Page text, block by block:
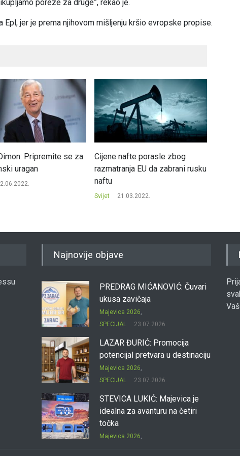
poreze za druge”, rekao je.
jer je prema njihovom mišljenju kršio evropske propise.
Pripremite se za
uragan
Cijene nafte porasle zbog
razmatranja EU da zabrani rusku
naftu
Svijet 21.03.2022.
Najnovije objave
PREDRAG MIĆANOVIĆ: Čuvari
ukusa zavičaja
Majevica 2026
SPECIJAL
23.07.2026.
LAZAR ĐURIĆ: Promocija
potencijal pretvara u destinaciju
Majevica 2026
SPECIJAL
23.07.2026.
STEVICA LUKIĆ: Majevica je
idealna za avanturu na četiri
točka
Majevica 2026